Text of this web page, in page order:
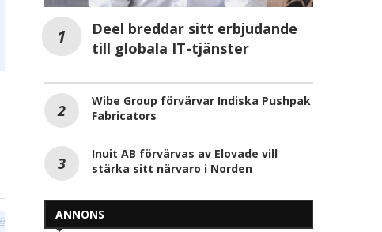
Yrkes-SM: Helmer Rask och Filip
Salomonsson är bäst i Sverige
inom lastbil...
hållbara
Deel breddar sitt erbjudande
till globala IT-tjänster
Wibe Group förvärvar Indiska Pushpak
Fabricators
Inuit AB förvärvas av Elovade vill
stärka sitt närvaro i Norden
ANNONS